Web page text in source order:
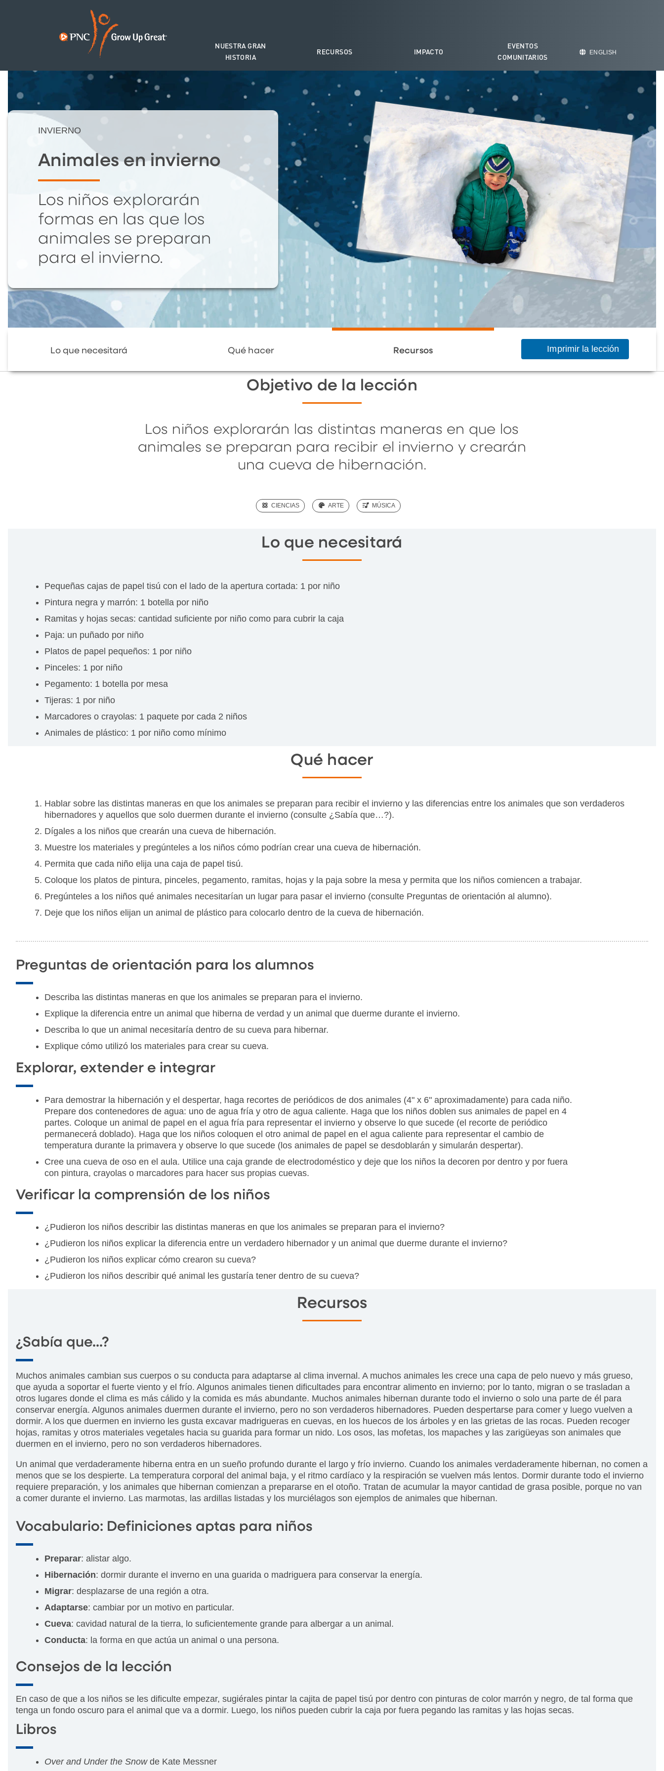
NUESTRA GRAN
HISTORIA
RECURSOS IMPACTO
EVENTOS
COMUNITARIOS
ENGLISH
INVIERNO
Animales en invierno
Los niños explorarán
formas en las que los
animales se preparan
para el invierno.
Lo que necesitará Qué hacer Recursos Imprimir la lección
Objetivo de la lección
Los niños explorarán las distintas maneras en que los
animales se preparan para recibir el invierno y crearán
una cueva de hibernación.
(SCIENCE)
CIENCIAS (ART)
ARTE (MUSIC)
MÚSICA
Lo que necesitará
Pequeñas cajas de papel tisú con el lado de la apertura cortada: 1 por niño
Pintura negra y marrón: 1 botella por niño
Ramitas y hojas secas: cantidad suficiente por niño como para cubrir la caja
Paja: un puñado por niño
Platos de papel pequeños: 1 por niño
Pinceles: 1 por niño
Pegamento: 1 botella por mesa
Tijeras: 1 por niño
Marcadores o crayolas: 1 paquete por cada 2 niños
Animales de plástico: 1 por niño como mínimo
Qué hacer
Hablar sobre las distintas maneras en que los animales se preparan para recibir el invierno y las diferencias entre los animales que son verdaderos
hibernadores y aquellos que solo duermen durante el invierno (consulte ¿Sabía que…?).
Dígales a los niños que crearán una cueva de hibernación.
Muestre los materiales y pregúnteles a los niños cómo podrían crear una cueva de hibernación.
Permita que cada niño elija una caja de papel tisú.
Coloque los platos de pintura, pinceles, pegamento, ramitas, hojas y la paja sobre la mesa y permita que los niños comiencen a trabajar.
Pregúnteles a los niños qué animales necesitarían un lugar para pasar el invierno (consulte Preguntas de orientación al alumno).
Deje que los niños elijan un animal de plástico para colocarlo dentro de la cueva de hibernación.
Preguntas de orientación para los alumnos
Describa las distintas maneras en que los animales se preparan para el invierno.
Explique la diferencia entre un animal que hiberna de verdad y un animal que duerme durante el invierno.
Describa lo que un animal necesitaría dentro de su cueva para hibernar.
Explique cómo utilizó los materiales para crear su cueva.
Explorar, extender e integrar
Para demostrar la hibernación y el despertar, haga recortes de periódicos de dos animales (4" x 6" aproximadamente) para cada niño.
Prepare dos contenedores de agua: uno de agua fría y otro de agua caliente. Haga que los niños doblen sus animales de papel en 4
partes. Coloque un animal de papel en el agua fría para representar el invierno y observe lo que sucede (el recorte de periódico
permanecerá doblado). Haga que los niños coloquen el otro animal de papel en el agua caliente para representar el cambio de
temperatura durante la primavera y observe lo que sucede (los animales de papel se desdoblarán y simularán despertar).
Cree una cueva de oso en el aula. Utilice una caja grande de electrodoméstico y deje que los niños la decoren por dentro y por fuera
con pintura, crayolas o marcadores para hacer sus propias cuevas.
Verificar la comprensión de los niños
¿Pudieron los niños describir las distintas maneras en que los animales se preparan para el invierno?
¿Pudieron los niños explicar la diferencia entre un verdadero hibernador y un animal que duerme durante el invierno?
¿Pudieron los niños explicar cómo crearon su cueva?
¿Pudieron los niños describir qué animal les gustaría tener dentro de su cueva?
Recursos
¿Sabía que...?
Muchos animales cambian sus cuerpos o su conducta para adaptarse al clima invernal. A muchos animales les crece una capa de pelo nuevo y más grueso,
que ayuda a soportar el fuerte viento y el frío. Algunos animales tienen dificultades para encontrar alimento en invierno; por lo tanto, migran o se trasladan a
otros lugares donde el clima es más cálido y la comida es más abundante. Muchos animales hibernan durante todo el invierno o solo una parte de él para
conservar energía. Algunos animales duermen durante el invierno, pero no son verdaderos hibernadores. Pueden despertarse para comer y luego vuelven a
dormir. A los que duermen en invierno les gusta excavar madrigueras en cuevas, en los huecos de los árboles y en las grietas de las rocas. Pueden recoger
hojas, ramitas y otros materiales vegetales hacia su guarida para formar un nido. Los osos, las mofetas, los mapaches y las zarigüeyas son animales que
duermen en el invierno, pero no son verdaderos hibernadores.
Un animal que verdaderamente hiberna entra en un sueño profundo durante el largo y frío invierno. Cuando los animales verdaderamente hibernan, no comen a
menos que se los despierte. La temperatura corporal del animal baja, y el ritmo cardíaco y la respiración se vuelven más lentos. Dormir durante todo el invierno
requiere preparación, y los animales que hibernan comienzan a prepararse en el otoño. Tratan de acumular la mayor cantidad de grasa posible, porque no van
a comer durante el invierno. Las marmotas, las ardillas listadas y los murciélagos son ejemplos de animales que hibernan.
Vocabulario: Definiciones aptas para niños
Preparar: alistar algo.
Hibernación: dormir durante el inverno en una guarida o madriguera para conservar la energía.
Migrar: desplazarse de una región a otra.
Adaptarse: cambiar por un motivo en particular.
Cueva: cavidad natural de la tierra, lo suficientemente grande para albergar a un animal.
Conducta: la forma en que actúa un animal o una persona.
Consejos de la lección
En caso de que a los niños se les dificulte empezar, sugiérales pintar la cajita de papel tisú por dentro con pinturas de color marrón y negro, de tal forma que
tenga un fondo oscuro para el animal que va a dormir. Luego, los niños pueden cubrir la caja por fuera pegando las ramitas y las hojas secas.
Libros
Over and Under the Snowde Kate Messner